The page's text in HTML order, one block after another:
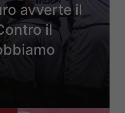
avverte il
il